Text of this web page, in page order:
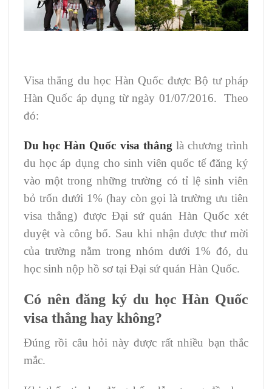
Visa thẳng du học Hàn Quốc được Bộ tư pháp
Hàn Quốc áp dụng từ ngày 01/07/2016. Theo
đó:
Du học Hàn Quốc visa thẳng là chương trình
du học áp dụng cho sinh viên quốc tế đăng ký
vào một trong những trường có tỉ lệ sinh viên
bỏ trốn dưới 1% (hay còn gọi là trường ưu tiên
visa thẳng) được Đại sứ quán Hàn Quốc xét
duyệt và công bố. Sau khi nhận được thư mời
của trường nằm trong nhóm dưới 1% đó, du
học sinh nộp hồ sơ tại Đại sứ quán Hàn Quốc.
Có nên đăng ký du học Hàn Quốc
visa thẳng hay không?
Đúng rồi câu hỏi này được rất nhiều bạn thắc
mắc.